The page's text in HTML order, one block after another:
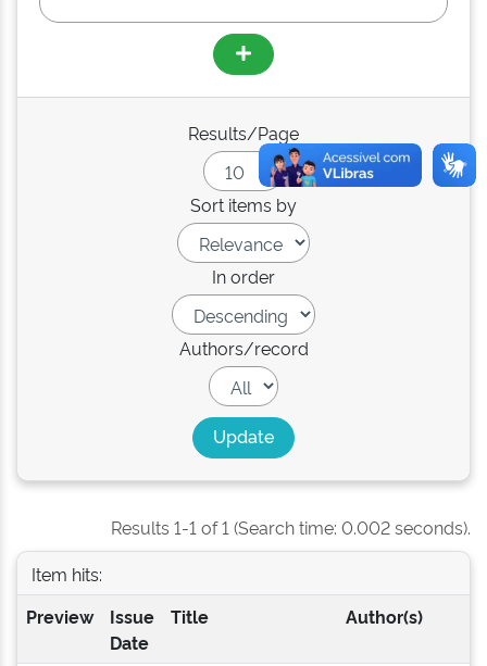
Results/Page
Sort items by
In order
Authors/record
Results 1-1 of 1 (Search time: 0.002 seconds).
Item hits:
Preview
Issue
Date
Title Author(s)